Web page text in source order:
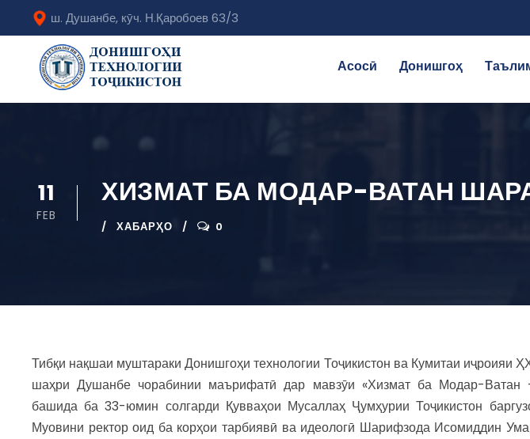
ш. Душанбе, кӯч. Н.Қаробоев 63/3
Асосӣ Донишгоҳ
11
FEB
ХИЗМАТ БА МОДАР-ВАТАН
ХАБАРҲО 0
Тибқи нақшаи муштараки Донишгоҳи технологии Тоҷикистон ва Кумитаи иҷроияи
шаҳри Душанбе чорабинии маърифатӣ дар мавзӯи «Хизмат ба Модар-Ватан
башида ба 33-юмин солгарди Қувваҳои Мусаллаҳ Ҷумҳурии Тоҷикистон
Муовини ректор оид ба корҳои тарбиявӣ ва идеологӣ Шарифзода Исомиддин